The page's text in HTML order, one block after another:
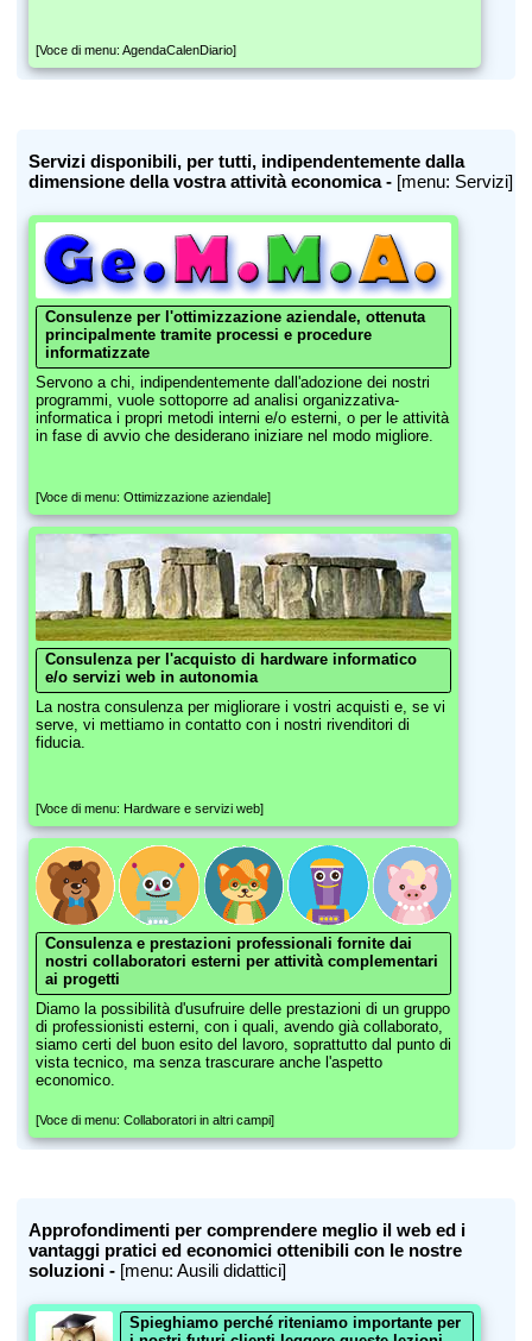
[Voce di menu: AgendaCalenDiario]
Servizi disponibili, per tutti, indipendentemente dalla
dimensione della vostra attività economica - [menu: Servizi]
Consulenze per l'ottimizzazione aziendale, ottenuta
principalmente tramite processi e procedure
informatizzate
Servono a chi, indipendentemente dall'adozione dei nostri
programmi, vuole sottoporre ad analisi organizzativa-
informatica i propri metodi interni e/o esterni, o per le attività
in fase di avvio che desiderano iniziare nel modo migliore.
[Voce di menu: Ottimizzazione aziendale]
Consulenza per l'acquisto di hardware informatico
e/o servizi web in autonomia
La nostra consulenza per migliorare i vostri acquisti e, se vi
serve, vi mettiamo in contatto con i nostri rivenditori di
fiducia.
[Voce di menu: Hardware e servizi web]
Consulenza e prestazioni professionali fornite dai
nostri collaboratori esterni per attività complementari
ai progetti
Diamo la possibilità d'usufruire delle prestazioni di un gruppo
di professionisti esterni, con i quali, avendo già collaborato,
siamo certi del buon esito del lavoro, soprattutto dal punto di
vista tecnico, ma senza trascurare anche l'aspetto
economico.
[Voce di menu: Collaboratori in altri campi]
Approfondimenti per comprendere meglio il web ed i
vantaggi pratici ed economici ottenibili con le nostre
soluzioni - [menu: Ausili didattici]
Spieghiamo perché riteniamo importante per